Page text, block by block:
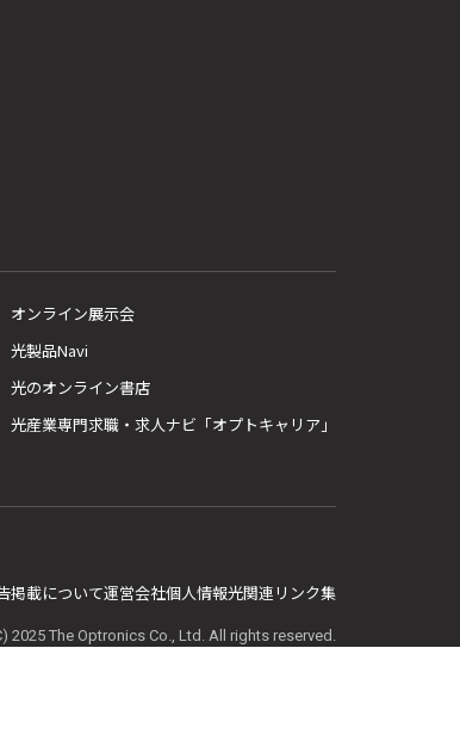
オンライン展示会
光製品Navi
光のオンライン書店
光産業専門求職・求人ナビ「オプトキャリア」
掲載について運営会社個人情報光関連リンク集
2025 The Optronics Co., Ltd. All rights reserved.